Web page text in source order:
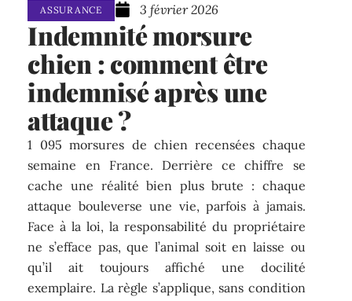
ASSURANCE 3 février 2026
Indemnité morsure
chien : comment être
indemnisé après une
attaque ?
1 095 morsures de chien recensées chaque
semaine en France. Derrière ce chiffre se
cache une réalité bien plus brute : chaque
attaque bouleverse une vie, parfois à jamais.
Face à la loi, la responsabilité du propriétaire
ne s’efface pas, que l’animal soit en laisse ou
qu’il ait toujours affiché une docilité
exemplaire. La règle s’applique, sans condition